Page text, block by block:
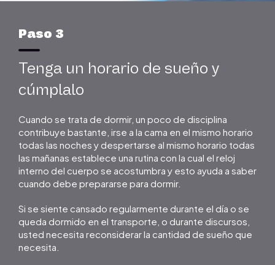
Paso 3
Tenga un horario de sueño y
cúmplalo
Cuando se trata de dormir, un poco de disciplina
contribuye bastante, irse a la cama en el mismo horario
todas las noches y despertarse al mismo horario todas
las mañanas establece una rutina con la cual el reloj
interno del cuerpo se acostumbra y esto ayuda a saber
cuando debe prepararse para dormir.
Si se siente cansado regularmente durante el día o se
queda dormido en el transporte, o durante discursos,
usted necesita reconsiderar la cantidad de sueño que
necesita.